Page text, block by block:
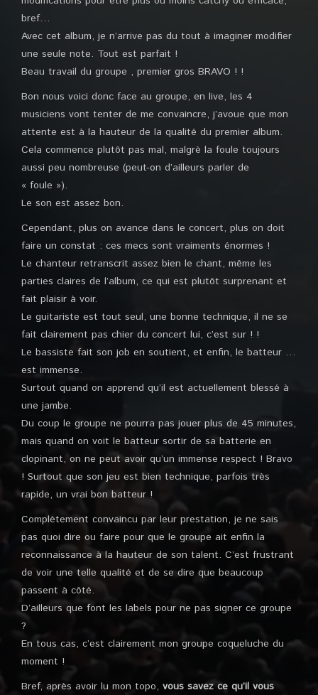
bref…
Avec cet album, je n’arrive pas du tout à imaginer modifier
une seule note. Tout est parfait !
Beau travail du groupe , premier gros BRAVO ! !
Bon nous voici donc face au groupe, en live, les 4
musiciens vont tenter de me convaincre, j’avoue que mon
attente est à la hauteur de la qualité du premier album.
Cela commence plutôt pas mal, malgrè la foule toujours
aussi peu nombreuse (peut-on d’ailleurs parler de
« foule »).
Le son est assez bon.
Cependant, plus on avance dans le concert, plus on doit
faire un constat : ces mecs sont vraiments énormes !
Le chanteur retranscrit assez bien le chant, même les
parties claires de l’album, ce qui est plutôt surprenant et
fait plaisir à voir.
Le guitariste est tout seul, une bonne technique, il ne se
fait clairement pas chier du concert lui, c’est sur ! !
Le bassiste fait son job en soutient, et enfin, le batteur …
est immense.
Surtout quand on apprend qu’il est actuellement blessé à
une jambe.
Du coup le groupe ne pourra pas jouer plus de 45 minutes,
mais quand on voit le batteur sortir de sa batterie en
clopinant, on ne peut avoir qu’un immense respect ! Bravo
! Surtout que son jeu est bien technique, parfois très
rapide, un vrai bon batteur !
Complètement convaincu par leur prestation, je ne sais
pas quoi dire ou faire pour que le groupe ait enfin la
reconnaissance à la hauteur de son talent. C’est frustrant
de voir une telle qualité et de se dire que beaucoup
passent à côté.
D’ailleurs que font les labels pour ne pas signer ce groupe
?
En tous cas, c’est clairement mon groupe coqueluche du
moment !
Bref, après avoir lu mon topo, vous savez ce qu’il vous